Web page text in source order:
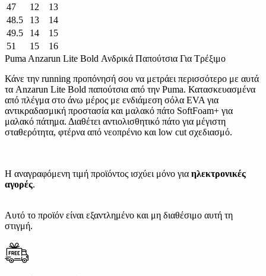
47
12
13
48.5
13
14
49.5
14
15
51
15
16
Puma Anzarun Lite Bold Ανδρικά Παπούτσια Για Τρέξιμο
Κάνε την running προπόνησή σου να μετράει περισσότερο με αυτά
τα Anzarun Lite Bold παπούτσια από την Puma. Κατασκευασμένα
από πλέγμα στο άνω μέρος με ενδιάμεση σόλα EVA για
αντικραδασμική προστασία και μαλακό πάτο SoftFoam+ για
μαλακό πάτημα. Διαθέτει αντιολισθητικό πάτο για μέγιστη
σταθερότητα, φτέρνα από νεοπρένιο και low cut σχεδιασμό.
Η αναγραφόμενη τιμή προϊόντος ισχύει μόνο για ηλεκτρονικές
αγορές.
Αυτό το προϊόν είναι εξαντλημένο και μη διαθέσιμο αυτή τη
στιγμή.